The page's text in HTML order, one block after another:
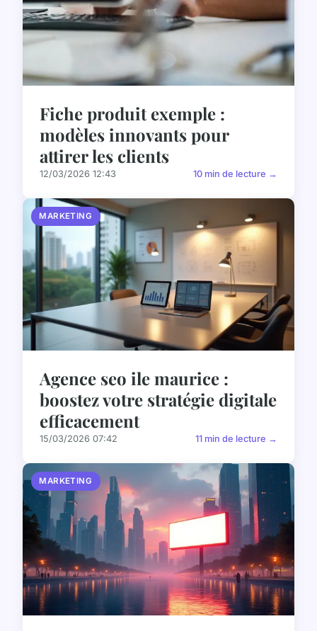
Fiche produit exemple :
modèles innovants pour
attirer les clients
12/03/2026 12:43 10 min de lecture →
MARKETING
Agence seo ile maurice :
boostez votre stratégie digitale
efficacement
15/03/2026 07:42 11 min de lecture →
MARKETING